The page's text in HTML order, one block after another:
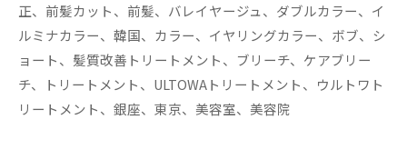
正、前髪カット、前髪、バレイヤージュ、ダブルカラー、イ
ルミナカラー、韓国、カラー、イヤリングカラー、ボブ、シ
ョート、髪質改善トリートメント、ブリーチ、ケアブリー
チ、トリートメント、ULTOWAトリートメント、ウルトワト
リートメント、銀座、東京、美容室、美容院